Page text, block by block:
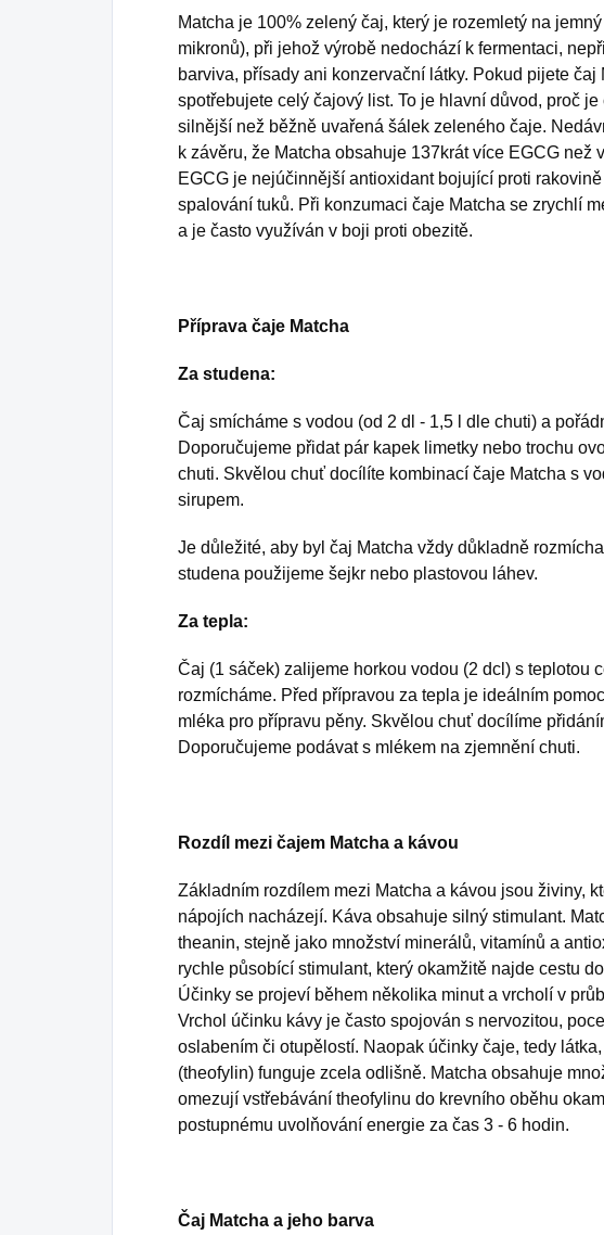
Matcha je 100% zelený čaj, který je rozemletý na
mikronů), při jehož výrobě nedochází k fermentaci,
barviva, přísady ani konzervační látky. Pokud pijete čaj
spotřebujete celý čajový list. To je hlavní důvod, proč je
silnější než běžně uvařená šálek zeleného čaje.
k závěru, že Matcha obsahuje 137krát více EGCG než
EGCG je nejúčinnější antioxidant bojující proti
spalování tuků. Při konzumaci čaje Matcha se zrychlí
a je často využíván v boji proti obezitě.
Příprava čaje Matcha
Za studena:
Čaj smícháme s vodou (od 2 dl - 1,5 l dle chuti) a
Doporučujeme přidat pár kapek limetky nebo trochu
chuti. Skvělou chuť docílíte kombinací čaje Matcha s
sirupem.
Je důležité, aby byl čaj Matcha vždy důkladně
studena použijeme šejkr nebo plastovou láhev.
Za tepla:
Čaj (1 sáček) zalijeme horkou vodou (2 dcl) s teplotou
rozmícháme. Před přípravou za tepla je ideálním
mléka pro přípravu pěny. Skvělou chuť docílíme
Doporučujeme podávat s mlékem na zjemnění chuti.
Rozdíl mezi čajem Matcha a kávou
Základním rozdílem mezi Matcha a kávou jsou živiny,
nápojích nacházejí. Káva obsahuje silný stimulant.
theanin, stejně jako množství minerálů, vitamínů a
rychle působící stimulant, který okamžitě najde cestu
Účinky se projeví během několika minut a vrcholí v
Vrchol účinku kávy je často spojován s nervozitou,
oslabením či otupělostí. Naopak účinky čaje, tedy
(theofylin) funguje zcela odlišně. Matcha obsahuje
omezují vstřebávání theofylinu do krevního oběhu
postupnému uvolňování energie za čas 3 - 6 hodin.
Čaj Matcha a jeho barva